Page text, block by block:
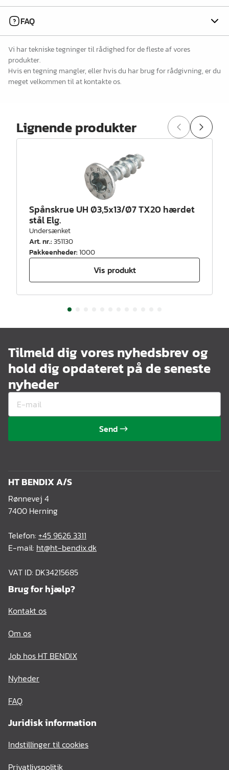
FAQ
Vi har tekniske tegninger til rådighed for de fleste af vores
produkter.
Hvis en tegning mangler, eller hvis du har brug for rådgivning, er du
meget velkommen til at kontakte os.
Lignende produkter
Spånskrue UH Ø3,5x13/Ø7 TX20 hærdet
stål Elg.
Undersænket
Art. nr.:351130
Pakkeenheder:1000
Vis produkt
Tilmeld dig vores nyhedsbrev og
hold dig opdateret på de seneste
nyheder
Send
HT BENDIX A/S
Rønnevej 4
7400 Herning
Telefon: +45 9626 3311
E-mail: ht@ht-bendix.dk
VAT ID: DK34215685
Brug for hjælp?
Kontakt os
Om os
Job hos HT BENDIX
Nyheder
FAQ
Juridisk information
Indstillinger til cookies
Privatlivspolitik